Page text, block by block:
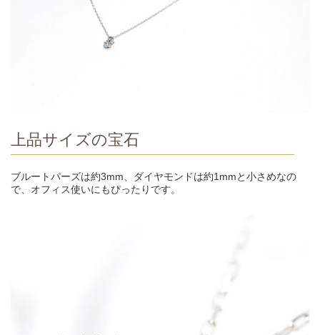
上品サイズの宝石
ブルートパーズは約3mm、ダイヤモンドは約1mmと小さめなの
で、オフィス使いにもぴったりです。